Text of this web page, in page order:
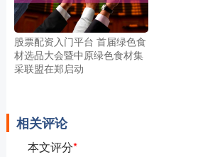
股票配资入门平台 首届绿色食
材选品大会暨中原绿色食材集
采联盟在郑启动
相关评论
本文评分*